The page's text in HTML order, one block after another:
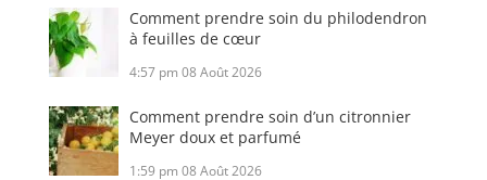
Comment prendre soin du philodendron
à feuilles de cœur
4:57 pm 08 Août 2026
Comment prendre soin d’un citronnier
Meyer doux et parfumé
1:59 pm 08 Août 2026